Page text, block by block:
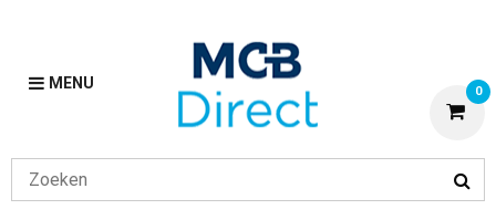
MENU 0